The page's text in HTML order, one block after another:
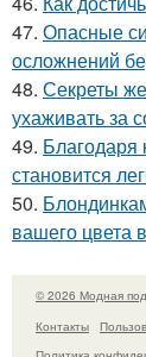
47. Опасные
осложнений
48. Секреты
ухаживать за
49. Благодаря
становится
50.
вашего цвета
© 2026 Модная
Контакты